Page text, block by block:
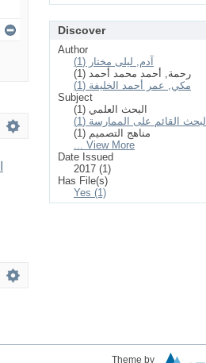
Discover
Author
آدم, ليلى مختار (1)
رحمة, أحمد محمد أحمد (1)
مكي, عمر أحمد الخليفة (1)
Subject
البحث العلمي (1)
البحث القائم على الممارسة (1)
مناهج التصميم (1)
... View More
Date Issued
2017 (1)
Has File(s)
Yes (1)
Theme by